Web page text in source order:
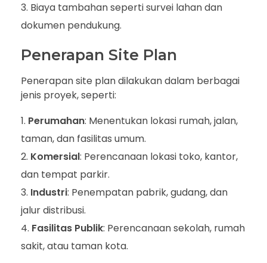
Biaya tambahan seperti survei lahan dan
dokumen pendukung.
Penerapan Site Plan
Penerapan site plan dilakukan dalam berbagai
jenis proyek, seperti:
Perumahan: Menentukan lokasi rumah, jalan,
taman, dan fasilitas umum.
Komersial: Perencanaan lokasi toko, kantor,
dan tempat parkir.
Industri: Penempatan pabrik, gudang, dan
jalur distribusi.
Fasilitas Publik: Perencanaan sekolah, rumah
sakit, atau taman kota.